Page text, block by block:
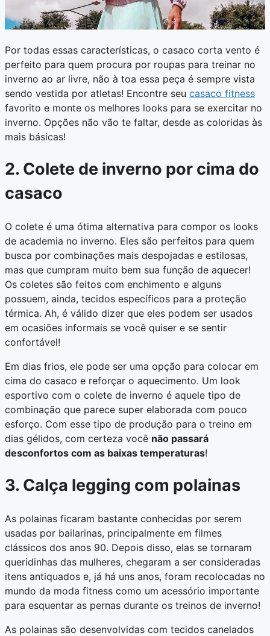
Por todas essas características, o casaco corta vento é
perfeito para quem procura por roupas para treinar no
inverno ao ar livre, não à toa essa peça é sempre vista
sendo vestida por atletas! Encontre seu casaco fitness
favorito e monte os melhores looks para se exercitar no
inverno. Opções não vão te faltar, desde as coloridas às
mais básicas!
2. Colete de inverno por cima do
casaco
O colete é uma ótima alternativa para compor os looks
de academia no inverno. Eles são perfeitos para quem
busca por combinações mais despojadas e estilosas,
mas que cumpram muito bem sua função de aquecer!
Os coletes são feitos com enchimento e alguns
possuem, ainda, tecidos específicos para a proteção
térmica. Ah, é válido dizer que eles podem ser usados
em ocasiões informais se você quiser e se sentir
confortável!
Em dias frios, ele pode ser uma opção para colocar em
cima do casaco e reforçar o aquecimento. Um look
esportivo com o colete de inverno é aquele tipo de
combinação que parece super elaborada com pouco
esforço. Com esse tipo de produção para o treino em
dias gélidos, com certeza você não passará
desconfortos com as baixas temperaturas!
3. Calça legging com polainas
As polainas ficaram bastante conhecidas por serem
usadas por bailarinas, principalmente em filmes
clássicos dos anos 90. Depois disso, elas se tornaram
queridinhas das mulheres, chegaram a ser consideradas
itens antiquados e, já há uns anos, foram recolocadas no
mundo da moda fitness como um acessório importante
para esquentar as pernas durante os treinos de inverno!
As polainas são desenvolvidas com tecidos canelados